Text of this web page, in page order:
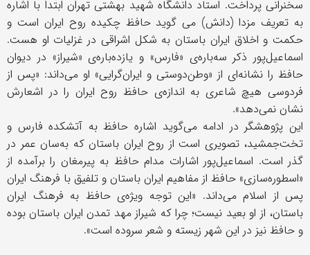
سخنرانی پرداخت. استاد دانشگاه شهید بهشتی تهران ابتدا با اشاره
به تعریف مزدا (دانش) می گوید حافظ چکیده روح ایران است و
حکمت و اخلاق ایران باستان به شکل اشراقی در غزلیات او هست.
اسماعیل‌پور ذکر سه‌باره‌ی «فارس» و یازده‌باره‌ی «شیراز» در دیوان
حافظ را نشانه‌ای از «وطن‌دوستی و ایران‌گرایی» او می‌داند: «پس از
فردوسی هیچ شاعری به اندازه‌ی حافظ روح ایران را در اشعارش
نشان نمی‌دهد».
این پژوهشگر در ادامه می‌گوید اشاره حافظ به آتشکده فارس و
تخت‌جمشید، تصویری است از روح ایران باستان که به‌سان عمر در
گذر است. اسماعیل‌پور اشارات مدام حافظ به پیرمغان را برآمده از
«اسطوره‌سازی» حافظ از مفاهیم ایران باستان و تلفیق با فرهنگ ایران
پس از اسلام می‌داند. «این توجه ویژه‌ی حافظ به فرهنگ ایران
باستان، از او بعید نیست؛ چرا که شیراز مهد تمدن ایران باستان بوده
و حافظ نیز در این شهر زیسته و شعر سروده است».